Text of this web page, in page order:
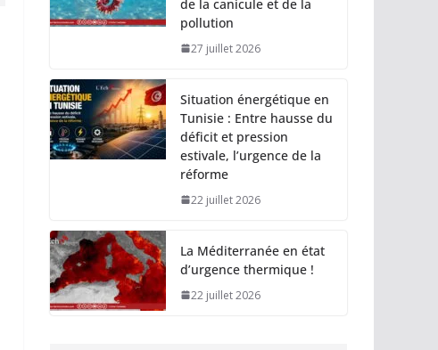
de la canicule et de la
pollution
27 juillet 2026
Situation énergétique en
Tunisie : Entre hausse du
déficit et pression
estivale, l’urgence de la
réforme
22 juillet 2026
La Méditerranée en état
d’urgence thermique !
22 juillet 2026